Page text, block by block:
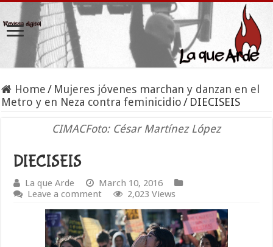
Home / Mujeres jóvenes marchan y danzan en el
Metro y en Neza contra feminicidio / DIECISEIS
CIMACFoto: César Martínez López
DIECISEIS
La que Arde
March 10, 2016
Leave a comment
2,023 Views